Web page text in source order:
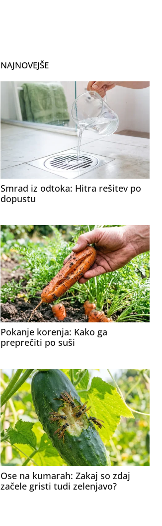
NAJNOVEJŠE
Smrad iz odtoka: Hitra rešitev po
dopustu
Pokanje korenja: Kako ga
preprečiti po suši
Ose na kumarah: Zakaj so zdaj
začele gristi tudi zelenjavo?